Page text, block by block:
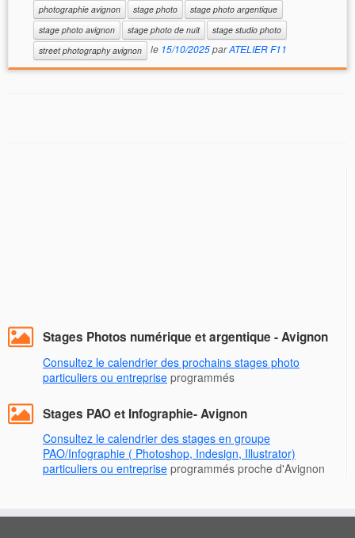
photographie avignon
stage photo
stage photo argentique
stage photo avignon
stage photo de nuit
stage studio photo
street photography avignon
le 15/10/2025parATELIER F11
Stages Photos numérique et argentique - Avignon
Consultez le calendrier des prochains stages photo
particuliers ou entreprise programmés
Stages PAO et Infographie- Avignon
Consultez le calendrier des stages en groupe
PAO/Infographie ( Photoshop, Indesign, Illustrator)
particuliers ou entreprise programmés proche d'Avignon